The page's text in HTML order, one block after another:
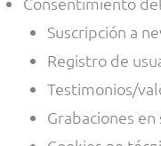
Suscripción a
Registro de
Testimonios/
Grabaciones